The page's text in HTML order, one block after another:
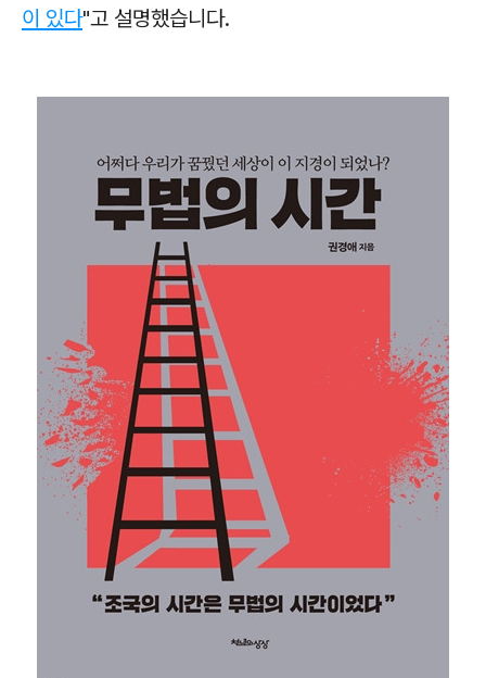
이 있다"고 설명했습니다.